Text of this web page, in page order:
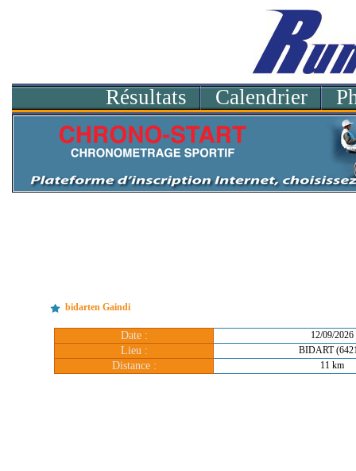
Résultats Calendrier
bidarten Gaindi
Date : 12/09/2026
Lieu : BIDART
Distance : 11 km